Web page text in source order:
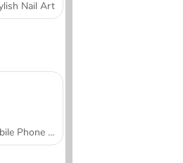
Nail Art
Mobile Phone Case Design & DIY